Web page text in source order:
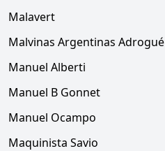
Malavert
Malvinas Argentinas Adrogué
Manuel Alberti
Manuel B Gonnet
Manuel Ocampo
Maquinista Savio